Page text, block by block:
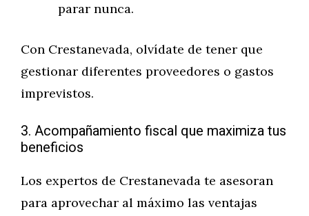
parar nunca.
Con Crestanevada, olvídate de tener que
gestionar diferentes proveedores o gastos
imprevistos.
3. Acompañamiento fiscal que maximiza tus
beneficios
Los expertos de Crestanevada te asesoran
para aprovechar al máximo las ventajas